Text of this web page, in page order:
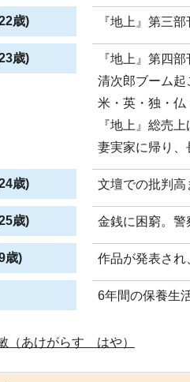
歳) 『地上』第三
歳)
『地上』第四
清次郎ブーム起
米・英・独・仏
『地上』総売
妻実家に帰り、
歳) 文壇での批判高
歳) 金銭に困窮。警
歳) 作品が発表され
6年間の保養生
（あけがらす はや）